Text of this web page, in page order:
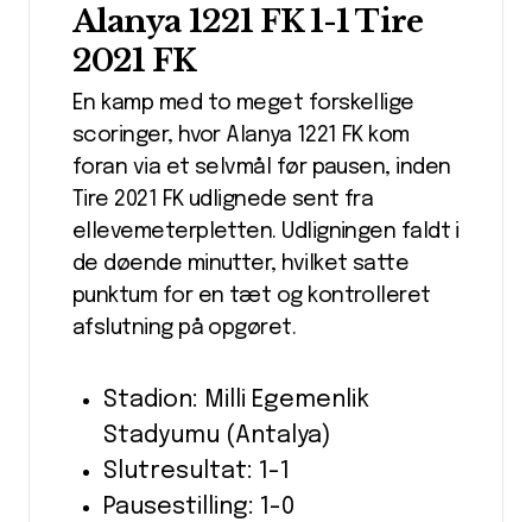
Alanya 1221 FK 1-1 Tire
2021 FK
En kamp med to meget forskellige
scoringer, hvor Alanya 1221 FK kom
foran via et selvmål før pausen, inden
Tire 2021 FK udlignede sent fra
ellevemeterpletten. Udligningen faldt i
de døende minutter, hvilket satte
punktum for en tæt og kontrolleret
afslutning på opgøret.
Stadion: Milli Egemenlik
Stadyumu (Antalya)
Slutresultat: 1-1
Pausestilling: 1-0